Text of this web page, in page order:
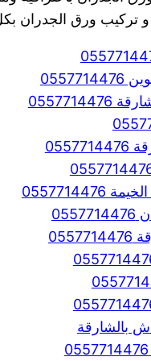
تركيب ورق الجدران
بالشارقة